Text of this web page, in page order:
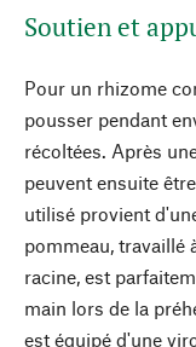
Soutien et
Pour un rhizome
pousser pendant
récoltées. Après
peuvent ensuite
utilisé provient
pommeau, travaillé
racine, est
main lors de la
est équipé d'une